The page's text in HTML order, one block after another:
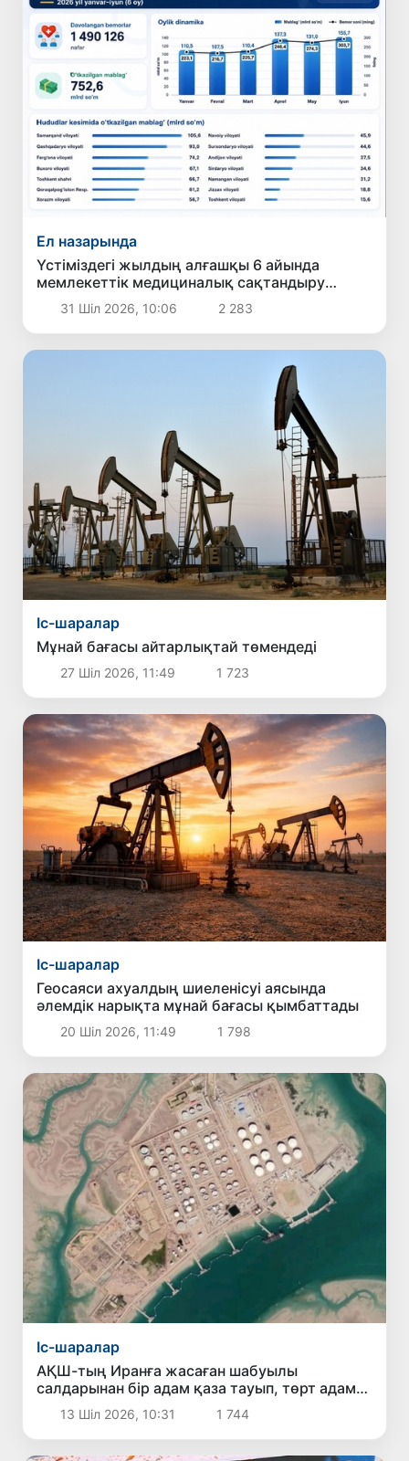
Ел назарында
Үстіміздегі жылдың алғашқы 6 айында
мемлекеттік медициналық сақтандыру
есебінен 1 млн 490 мың 126 науқас емделді
31 Шіл 2026, 10:06 2 283
Іс-шаралар
Мұнай бағасы айтарлықтай төмендеді
27 Шіл 2026, 11:49 1 723
Іс-шаралар
Геосаяси ахуалдың шиеленісуі аясында
әлемдік нарықта мұнай бағасы қымбаттады
20 Шіл 2026, 11:49 1 798
Іс-шаралар
АҚШ-тың Иранға жасаған шабуылы
салдарынан бір адам қаза тауып, төрт адам
жараланды
13 Шіл 2026, 10:31 1 744